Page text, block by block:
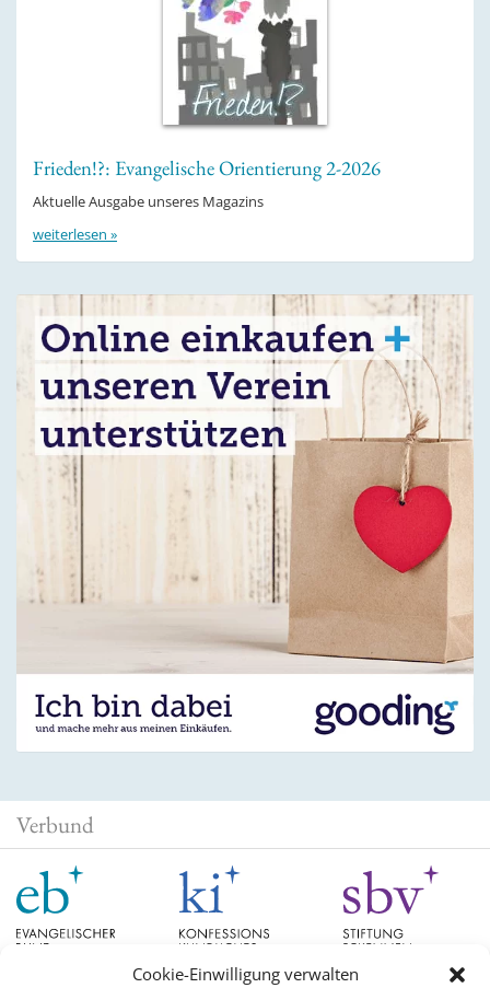
Cookie-Einwilligung verwalten
Frieden!?: Evangelische Orientierung 2-2026
Aktuelle Ausgabe unseres Magazins
weiterlesen »
Verbund